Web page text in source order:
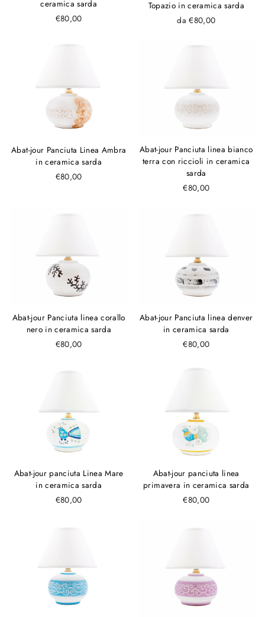
ceramica sarda
€80,00
Topazio in ceramica sarda
da €80,00
Abat-jour Panciuta Linea Ambra
in ceramica sarda
€80,00
Abat-jour Panciuta linea bianco
terra con riccioli in ceramica
sarda
€80,00
Abat-jour Panciuta linea corallo
nero in ceramica sarda
€80,00
Abat-jour Panciuta linea denver
in ceramica sarda
€80,00
Abat-jour panciuta Linea Mare
in ceramica sarda
€80,00
Abat-jour panciuta linea
primavera in ceramica sarda
€80,00